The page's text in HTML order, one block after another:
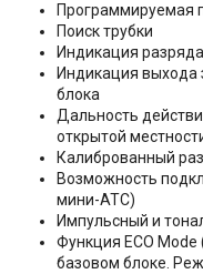
Программируемая
Поиск трубки
Индикация
Индикация выхода
блока
Дальность
открытой
Калиброванный
Возможность
мини-АТС)
Импульсный и
Функция EСО Mode
базовом блоке.